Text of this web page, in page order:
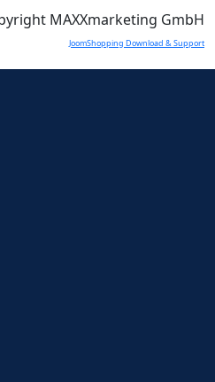
MAXXmarketing GmbH
JoomShopping Download & Support